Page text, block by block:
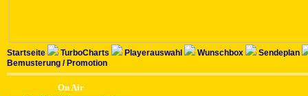
Startseite TurboCharts Playerauswahl Wunschbox
Sendeplan
Bemusterung / Promotion
On Air